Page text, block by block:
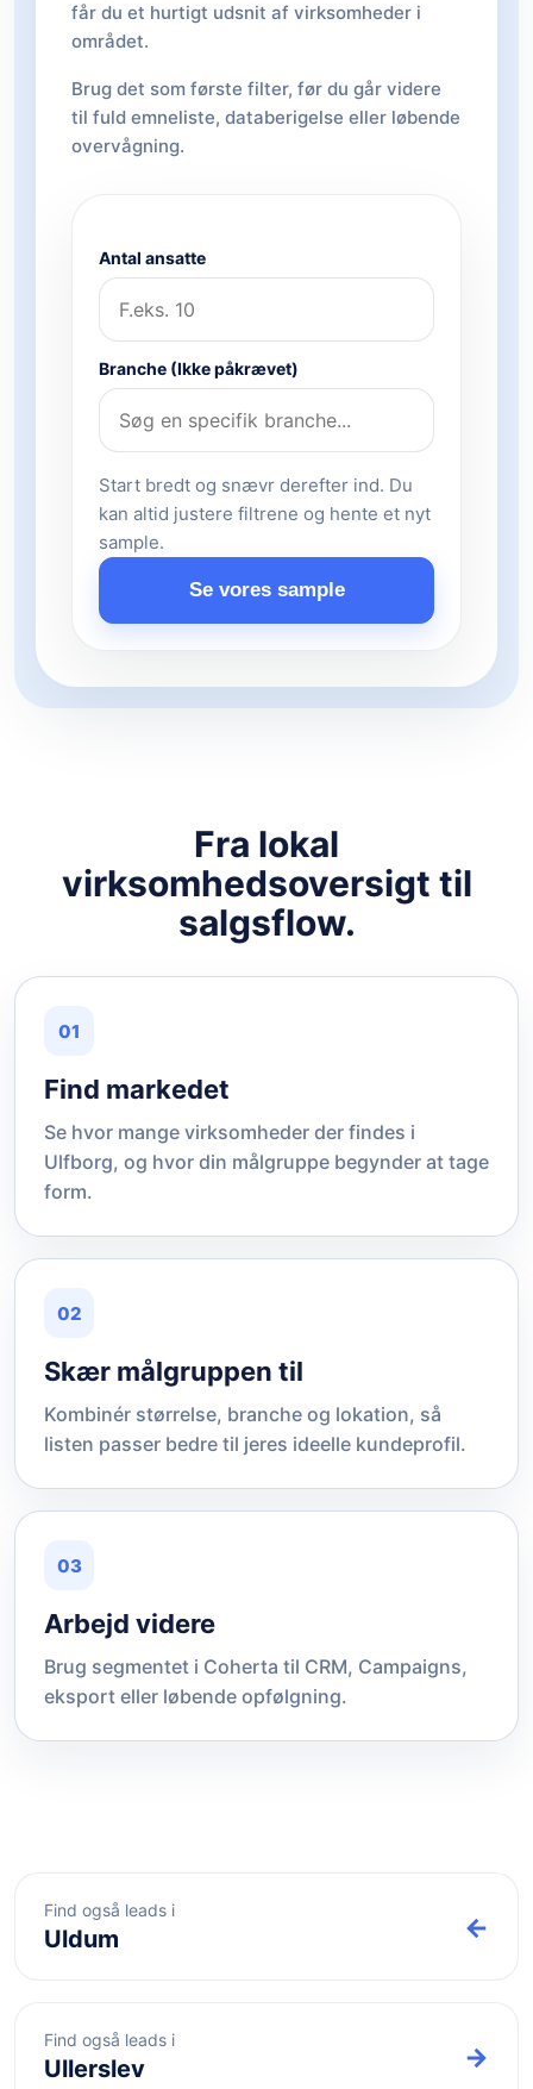
får du et hurtigt udsnit af virksomheder i
området.
Brug det som første filter, før du går videre
til fuld emneliste, databerigelse eller løbende
overvågning.
Antal ansatte
Branche (Ikke påkrævet)
Start bredt og snævr derefter ind. Du
kan altid justere filtrene og hente et nyt
sample.
Se vores sample
Fra lokal
virksomhedsoversigt til
salgsflow.
01
Find markedet
Se hvor mange virksomheder der findes i
Ulfborg, og hvor din målgruppe begynder at tage
form.
02
Skær målgruppen til
Kombinér størrelse, branche og lokation, så
listen passer bedre til jeres ideelle kundeprofil.
03
Arbejd videre
Brug segmentet i Coherta til CRM, Campaigns,
eksport eller løbende opfølgning.
Find også leads i
Uldum ←
Find også leads i
Ullerslev →